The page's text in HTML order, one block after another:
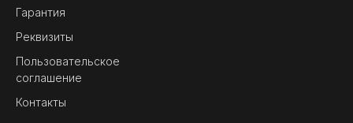
Гарантия
Реквизиты
Пользовательское
соглашение
Контакты